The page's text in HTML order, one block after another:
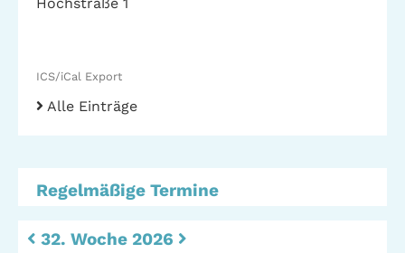
Big Point
Mietern
ICS/iCal Export
Alle Einträge
Regelmäßige Termine
32. Woche 2026